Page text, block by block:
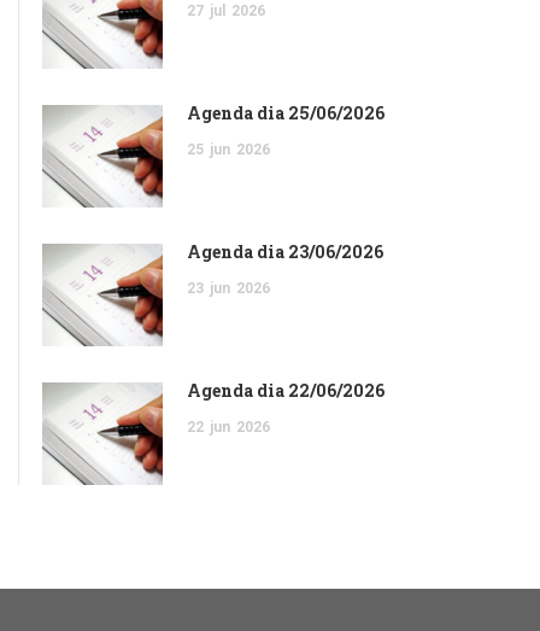
27 jul 2026
Agenda dia 25/06/2026
25 jun 2026
Agenda dia 23/06/2026
23 jun 2026
Agenda dia 22/06/2026
22 jun 2026